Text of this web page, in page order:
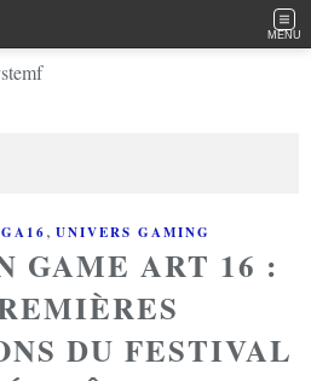
MENU
, UNIVERS GAMING
GAME ART 16 :
DU FESTIVAL